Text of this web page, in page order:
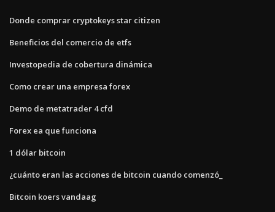
Donde comprar cryptokeys star citizen
Beneficios del comercio de etfs
Investopedia de cobertura dinámica
Como crear una empresa forex
Demo de metatrader 4 cfd
Forex ea que funciona
1 dólar bitcoin
¿cuánto eran las acciones de bitcoin cuando comenzó_
Bitcoin koers vandaag